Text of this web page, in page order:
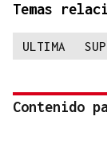
Temas
ULTIMA
Contenido